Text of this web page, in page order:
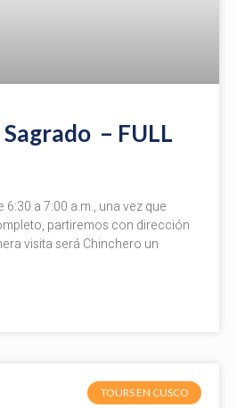
– FULL
a 7:00 a.m., una vez que
partiremos con dirección
visita será Chinchero un
TOURS EN CUSCO